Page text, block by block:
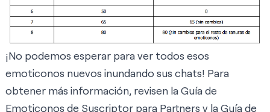
¡No podemos esperar para ver todos esos
emoticonos nuevos inundando sus chats! Para
obtener más información, revisen laGuía de
Emoticonos de Suscriptor para Partners y laGuía de